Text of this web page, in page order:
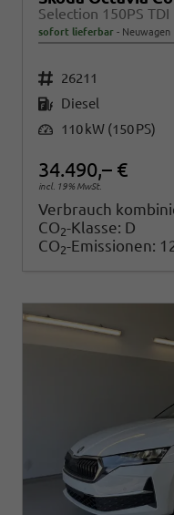
sofort lieferbar Neuwagen
Fahrzeugnr. 26211
Kraftstoff Diesel
Leistung 110 kW (150 PS)
34.490,– €
incl. 19% MwSt.
Verbrauch
CO2-Klasse: D
CO2-Emissionen: